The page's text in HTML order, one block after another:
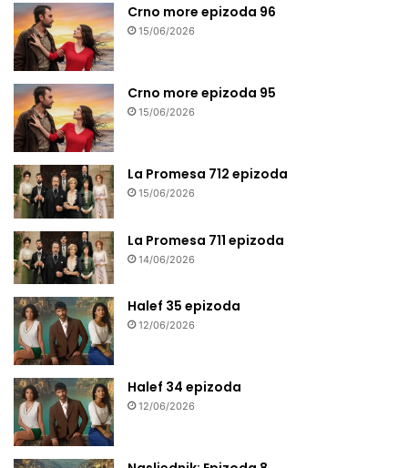
Crno more epizoda 96
15/06/2026
Crno more epizoda 95
15/06/2026
La Promesa 712 epizoda
15/06/2026
La Promesa 711 epizoda
14/06/2026
Halef 35 epizoda
12/06/2026
Halef 34 epizoda
12/06/2026